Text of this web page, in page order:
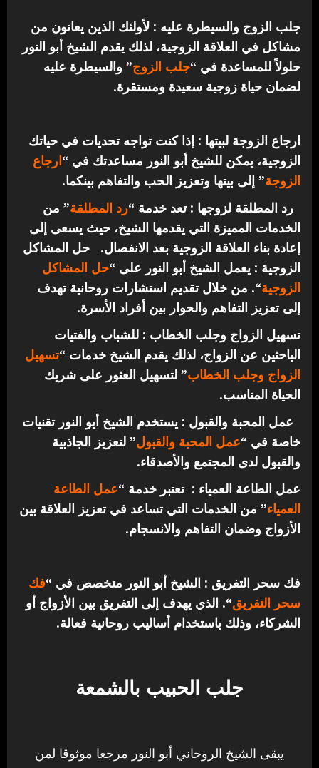
جلب الزوج والسيطرة عليه : لأولئك الذين يعانون من
مشاكل في العلاقة الزوجية، لذلك يقدم الشيخ أبو النور
حلولاً للمساعدة في “جلب الزوج” والسيطرة عليه
لضمان حياة زوجية سعيدة ومستقرة.
ارجاع الزوجة لبيتها : إذا كنت تواجه تحديات في حياتك
الزوجية، يمكن للشيخ أبو النور مساعدتك في “ارجاع
الزوجة” إلى بيتها وتعزيز الحب والتفاهم بينكما.
رد المطلقة لزوجها : تعد خدمة “رد المطلقة” من
الخدمات المميزة التي يقدمها الشيخ، حيث يسعى إلى
إعادة بناء العلاقة الزوجية بعد الانفصال.
حل المشاكل
الزوجية : يعمل الشيخ أبو النور على “حل المشاكل
الزوجية“. من خلال تقديم استشارات روحانية تهدف
إلى تعزيز التفاهم والحوار بين أفراد الأسرة.
تسهيل الزواج وجلب الخطاب : للشباب والفتيات
الباحثين عن الزواج، لذلك يقدم الشيخ خدمات “تسهيل
الزواج وجلب الخطاب” لتسهيل العثور على شريك
الحياة المناسب.
عمل المحبة والقبول : يستخدم الشيخ أبو النور تقنيات
خاصة في “عمل المحبة والقبول” لتعزيز الجاذبية
والقبول لدى المجتمع والأصدقاء.
عمل الطاعة العمياء : تعتبر خدمة “عمل الطاعة
العمياء” من الخدمات التي تساعد في تعزيز العلاقة بين
الأزواج وضمان التفاهم والانسجام.
فك سحر التفريق : الشيخ أبو النور متخصص في “فك
سحر التفريق“. الذي يهدف إلى التفريق بين الأزواج أو
الشركاء، وذلك باستخدام أساليب روحانية فعالة.
جلب الحبيب بالشمعة
يبقى الشيخ الروحاني أبو النور مرجعا موثوقا لمن